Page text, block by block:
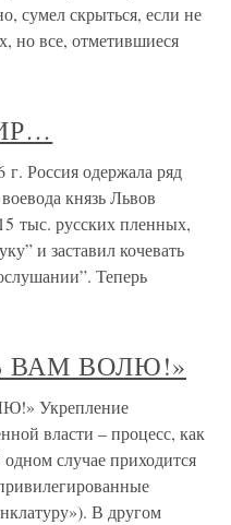
сумел скрыться, если не
но все, отметившиеся
одержала ряд
князь Львов
тыс. русских пленных,
и заставил кочевать
Теперь
ВАМ ВОЛЮ!»
Укрепление
власти – процесс, как
случае приходится
В другом